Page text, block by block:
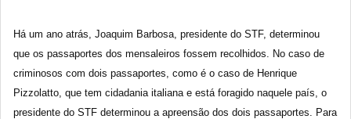
Há um ano atrás, Joaquim Barbosa, presidente do STF, determinou
que os passaportes dos mensaleiros fossem recolhidos. No caso de
criminosos com dois passaportes, como é o caso de Henrique
Pizzolatto, que tem cidadania italiana e está foragido naquele país, o
presidente do STF determinou a apreensão dos dois passaportes. Para